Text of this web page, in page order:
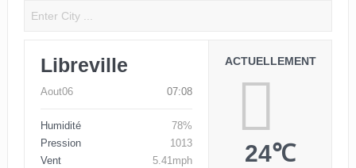
Libreville
Aout06 07:08
Humidité
78%
Pression
1013
Vent
5.41mph
ACTUELLEMENT
24℃